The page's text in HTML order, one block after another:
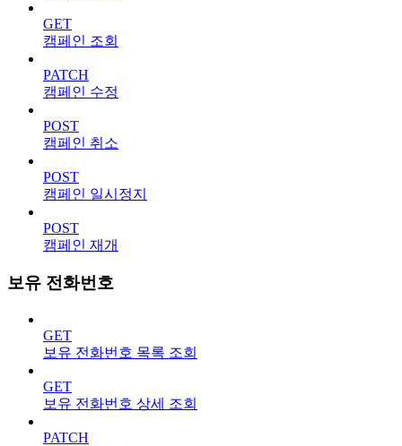
GET
캠페인 조회
PATCH
캠페인 수정
POST
캠페인 취소
POST
캠페인 일시정지
POST
캠페인 재개
보유 전화번호
GET
보유 전화번호 목록 조회
GET
보유 전화번호 상세 조회
PATCH